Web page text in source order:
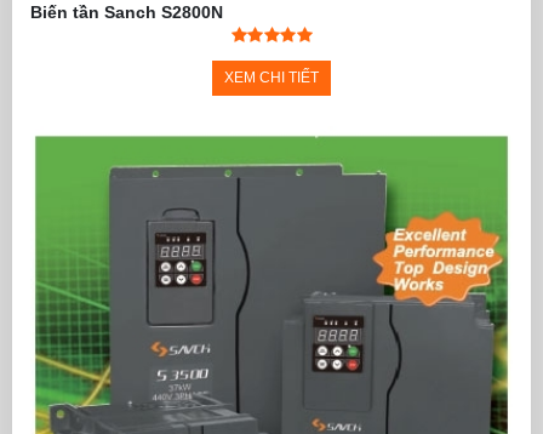
Biến tần Sanch S2800N
XEM CHI TIẾT